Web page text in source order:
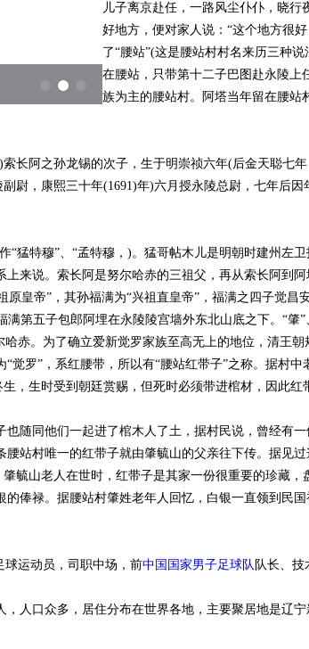
儿子离京赴任，一路风尘仆仆，晓
好地方，便对家人说：“这个地方很
了“腰站”(这是腰站村村名来历三种
在腰站，只带第十二子巴图赴永陵上
族为主的腰站村。阿塔当年留在腰站
长阿之孙龙锡的次子，生于明崇祯六年(后金天聪七
尉，康熙三十年(1691)年)六月授永陵总尉，七年后
“猛特穆”、“孟特穆，)。猛哥帖木儿是明朝时建州左
来说。索长阿是努尔哈赤的三祖父，再从索长阿到
皇帝”，其孙福满为“兴祖直皇帝”，福满之四子觉
第五子包郎阿埋在永陵陵宫墙外东北山底之下。“
赤。为了确立爱新觉罗家族至高无上的地位，清王
觉罗”，系红腰带，所以有“腰站红带子”之称。据村
，生时受到朝廷赏赐，但死时必须带进棺材，因此红
随同他们一起进了棺木人了土，据村民说，曾经有
站村唯一的红带子就由肇毓山的父亲往下传。据见
毓山老人在世时，红带子是其家一份很重要的珍藏
俸禄。据腰站村肇姓老年人回忆，白银一直领到民国
球运动员，司职中场，前中国国家男子足球队 队长、技
人口众多，居住分布在世界各地，主要聚居地是辽